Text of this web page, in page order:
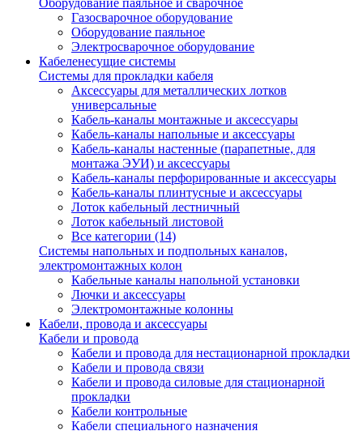
Оборудование паяльное и сварочное
Газосварочное оборудование
Оборудование паяльное
Электросварочное оборудование
Кабеленесущие системы
Системы для прокладки кабеля
Аксессуары для металлических лотков
универсальные
Кабель-каналы монтажные и аксессуары
Кабель-каналы напольные и аксессуары
Кабель-каналы настенные (парапетные, для
монтажа ЭУИ) и аксессуары
Кабель-каналы перфорированные и аксессуары
Кабель-каналы плинтусные и аксессуары
Лоток кабельный лестничный
Лоток кабельный листовой
Все категории (14)
Системы напольных и подпольных каналов,
электромонтажных колон
Кабельные каналы напольной установки
Лючки и аксессуары
Электромонтажные колонны
Кабели, провода и аксессуары
Кабели и провода
Кабели и провода для нестационарной прокладки
Кабели и провода связи
Кабели и провода силовые для стационарной
прокладки
Кабели контрольные
Кабели специального назначения